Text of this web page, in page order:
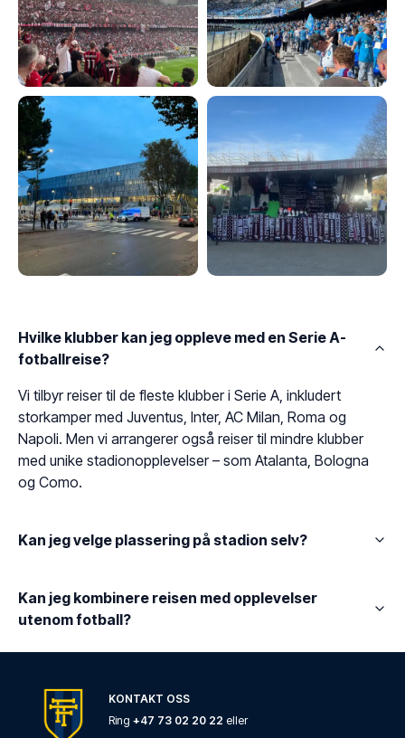
Hvilke klubber kan jeg oppleve med en Serie A-
fotballreise?
Vi tilbyr reiser til de fleste klubber i Serie A, inkludert
storkamper med Juventus, Inter, AC Milan, Roma og
Napoli. Men vi arrangerer også reiser til mindre klubber
med unike stadionopplevelser – som Atalanta, Bologna
og Como.
Kan jeg velge plassering på stadion selv?
Kan jeg kombinere reisen med opplevelser
utenom fotball?
KONTAKT OSS
Ring +47 73 02 20 22 eller